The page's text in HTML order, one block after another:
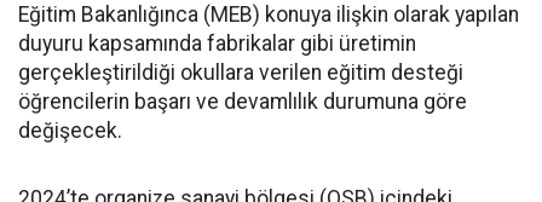
Eğitim Bakanlığınca (MEB) konuya ilişkin olarak yapılan
duyuru kapsamında fabrikalar gibi üretimin
gerçekleştirildiği okullara verilen eğitim desteği
öğrencilerin başarı ve devamlılık durumuna göre
değişecek.